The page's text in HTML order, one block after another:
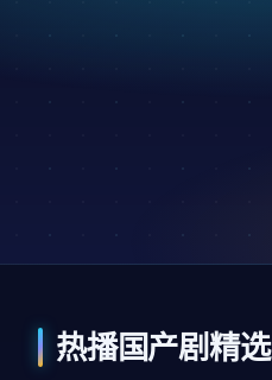
热播国产剧精选